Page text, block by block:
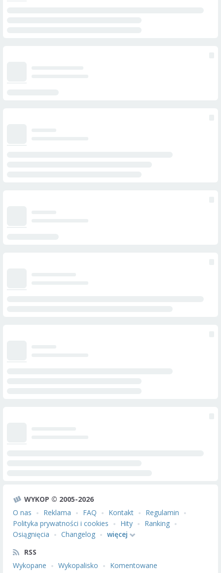
WYKOP © 2005-2026
O nas
Reklama FAQ Kontakt
Regulamin
Polityka prywatności i cookies
Hity
Ranking
Osiągnięcia
Changelog
więcej
RSS
Wykopane
Wykopalisko Komentowane